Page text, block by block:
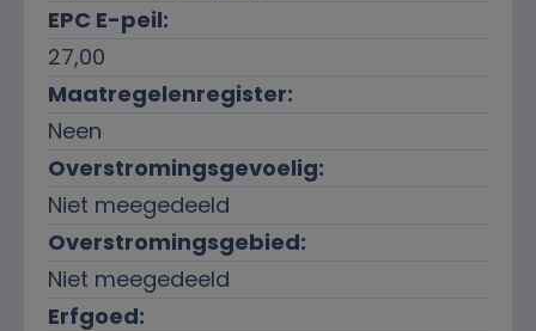
EPC E-peil:
27,00
Maatregelenregister:
Neen
Overstromingsgevoelig:
Niet meegedeeld
Overstromingsgebied:
Niet meegedeeld
Erfgoed: